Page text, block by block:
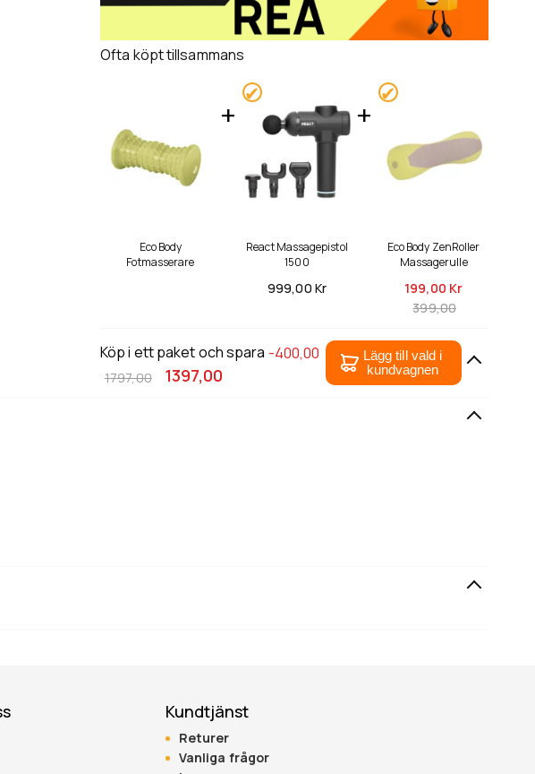
Ofta köpt tillsammans
Eco Body
Fotmasserare
React Massagepistol
1500
999,00 Kr
Eco Body ZenRoller
Massagerulle
199,00 Kr
399,00
Lägg till vald i
kundvagnen
Köp i ett paket och spara -400,00
1397,00
1797,00